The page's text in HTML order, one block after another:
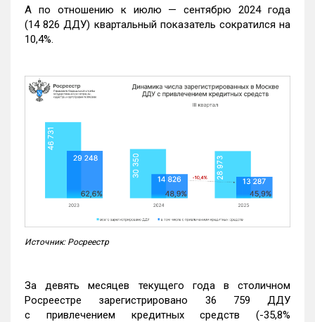
А по отношению к июлю — сентябрю 2024 года
(14 826 ДДУ) квартальный показатель сократился на
10,4%.
Источник: Росреестр
За девять месяцев текущего года в столичном
Росреестре зарегистрировано 36 759 ДДУ
с привлечением кредитных средств (-35,8%